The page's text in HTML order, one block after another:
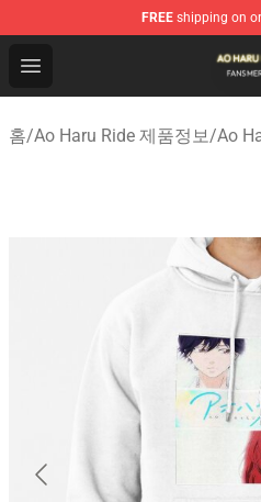
FREE shipping on
Open menu
Ao Haru Ride Shop -
홈/Ao Haru Ride 제품정보/Ao